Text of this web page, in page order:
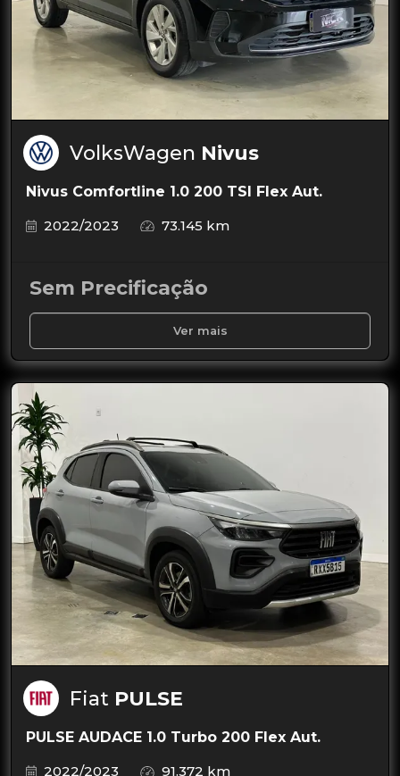
VolksWagen Nivus
Nivus Comfortline 1.0 200 TSI Flex Aut.
2022/2023
73.145 km
Sem Precificação
Ver mais
Fiat PULSE
PULSE AUDACE 1.0 Turbo 200 Flex Aut.
2022/2023
91.372 km